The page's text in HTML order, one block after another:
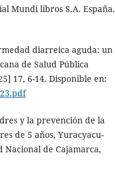
Mundi libros S.A. España.
diarreica aguda: un
de Salud Pública
17, 6-14. Disponible en:
y la prevención de la
de 5 años, Yuracyacu-
Nacional de Cajamarca,